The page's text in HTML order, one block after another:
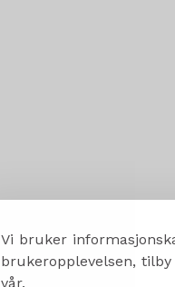
Vi bruker
brukeropplevelsen,
vår.